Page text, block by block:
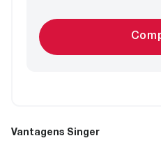
Vantagens Singer